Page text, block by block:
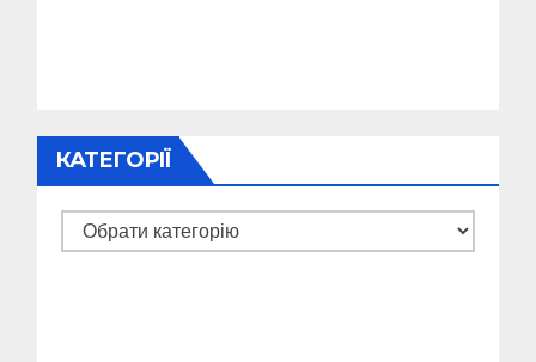
КАТЕГОРІЇ
Категорії